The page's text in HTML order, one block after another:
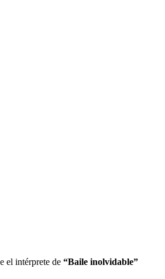
el intérprete de “Baile inolvidable”